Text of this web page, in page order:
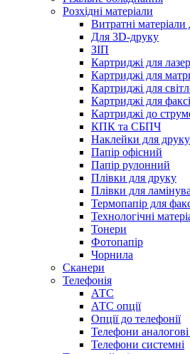
Розхідні матеріали
Витратні матеріали
Для 3D-друку
ЗІП
Картриджі для
Картриджі для
Картриджі для
Картриджі для
Картриджі до
КПК та СБПЧ
Наклейки для друку
Папір офісний
Папір рулонний
Плівки для друку
Плівки для
Термопапір для
Технологічні
Тонери
Фотопапір
Чорнила
Сканери
Телефонія
АТС
АТС опції
Опції до телефонії
Телефони
Телефони системні